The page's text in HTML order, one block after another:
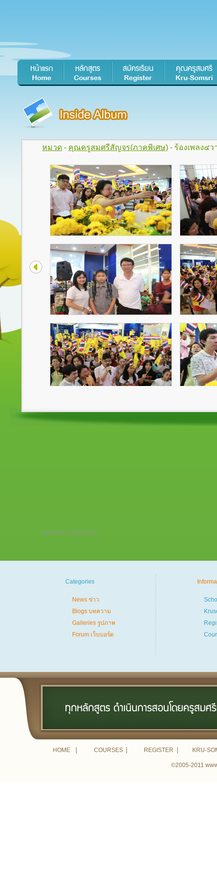
หมวด - คุณครูสมศรีสัญจร(ภาคพิเศษ) - ร้องเพลง๔
www.kru-somsri.ac.th
Categories
News ข่าว
Blogs บทความ
Galleries รูปภาพ
Forum เว็บบอร์ด
HOME COURSES REGISTER KRU-
©2005-2011